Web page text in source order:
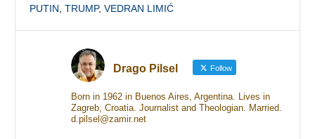
PUTIN ,TRUMP,VEDRAN LIMIĆ
Drago Pilsel Follow
Born in 1962 in Buenos Aires, Argentina. Lives in
Zagreb, Croatia. Journalist and Theologian. Married.
d.pilsel@zamir.net